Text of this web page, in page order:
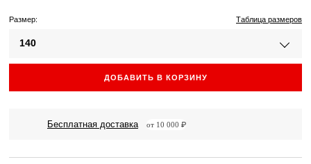
Размер: Таблица размеров
140
ДОБАВИТЬ В КОРЗИНУ
Бесплатная доставка от 10 000 ₽